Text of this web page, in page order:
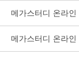
메가스터디 온라인
메가스터디 온라인